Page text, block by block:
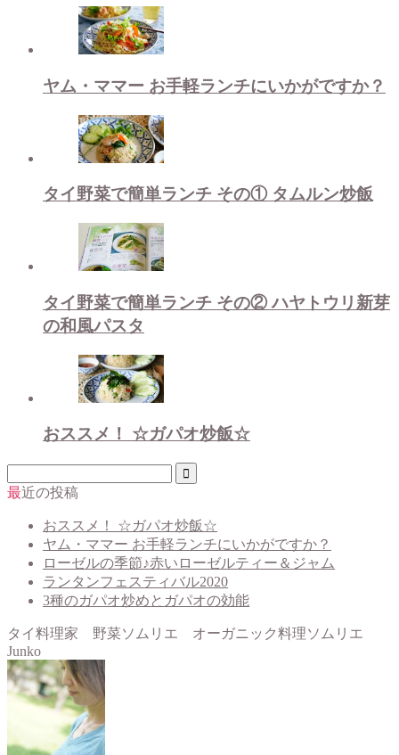
ヤム・ママー お手軽ランチにいかがですか？
タイ野菜で簡単ランチ その① タムルン炒飯
タイ野菜で簡単ランチ その② ハヤトウリ新芽
の和風パスタ
おススメ！ ☆ガパオ炒飯☆
最近の投稿
おススメ！ ☆ガパオ炒飯☆
ヤム・ママー お手軽ランチにいかがですか？
ローゼルの季節♪赤いローゼルティー＆ジャム
ランタンフェスティバル2020
3種のガパオ炒めとガパオの効能
タイ料理家 野菜ソムリエ オーガニック料理ソムリエ
Junko